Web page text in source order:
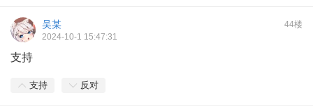
44楼
吴某
2024-10-1 15:47:31
支持
支持 反对